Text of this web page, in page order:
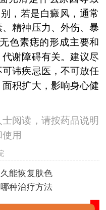
，若是白癜风，通常
精神压力、外伤、暴
色素痣的形成主要和
谢障碍有关。建议尽
讳疾忌医，不可放任
积扩大，影响身心健
阅读，请按药品说明
用
能恢复肤色
种治疗方法